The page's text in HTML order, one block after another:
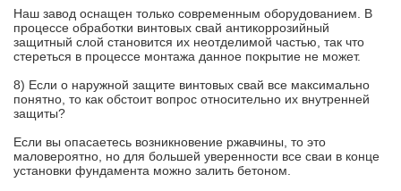
Наш завод оснащен только современным оборудованием. В
процессе обработки винтовых свай антикоррозийный
защитный слой становится их неотделимой частью, так что
стереться в процессе монтажа данное покрытие не может.
8) Если о наружной защите винтовых свай все максимально
понятно, то как обстоит вопрос относительно их внутренней
защиты?
Если вы опасаетесь возникновение ржавчины, то это
маловероятно, но для большей уверенности все сваи в конце
установки фундамента можно залить бетоном.